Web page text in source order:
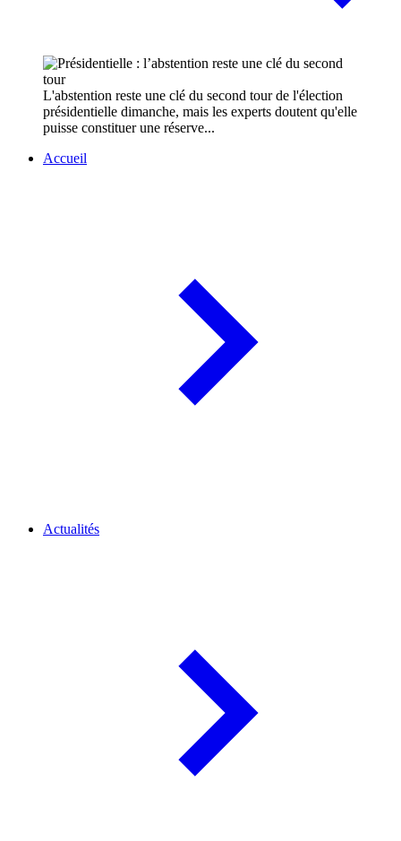
L'abstention reste une clé du second tour de l'élection
présidentielle dimanche, mais les experts doutent qu'elle
puisse constituer une réserve...
Accueil
Actualités